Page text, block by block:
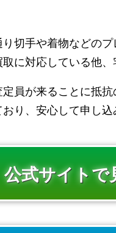
切手や着物などの
に対応している他、
員が来ることに抵
り、安心して申し込
公式サイトで